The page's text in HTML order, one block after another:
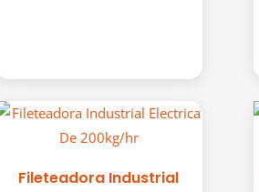
Fileteadora Industrial